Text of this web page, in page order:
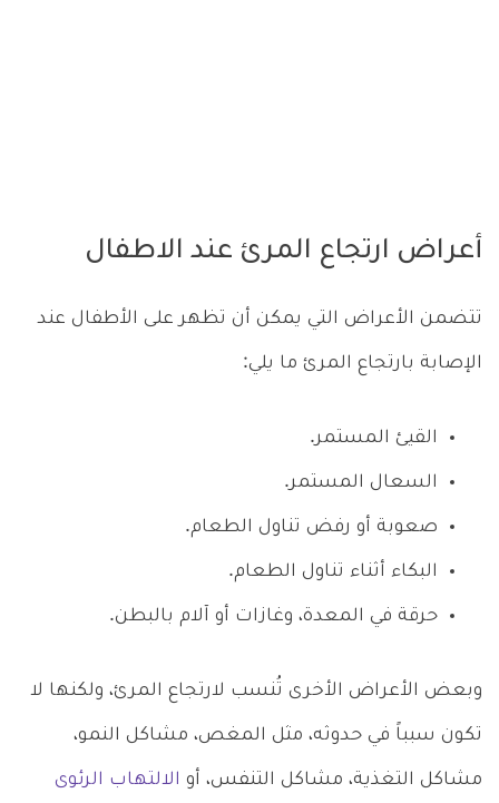
أعراض ارتجاع المرئ عند الاطفال
تتضمن الأعراض التي يمكن أن تظهر على الأطفال عند
الإصابة بارتجاع المرئ ما يلي:
القيئ المستمر.
السعال المستمر.
صعوبة أو رفض تناول الطعام.
البكاء أثناء تناول الطعام.
حرقة في المعدة، وغازات أو آلام بالبطن.
وبعض الأعراض الأخرى تُنسب لارتجاع المرئ، ولكنها لا
تكون سبباً في حدوثه، مثل المغص، مشاكل النمو،
مشاكل التغذية، مشاكل التنفس، أو الالتهاب الرئوى